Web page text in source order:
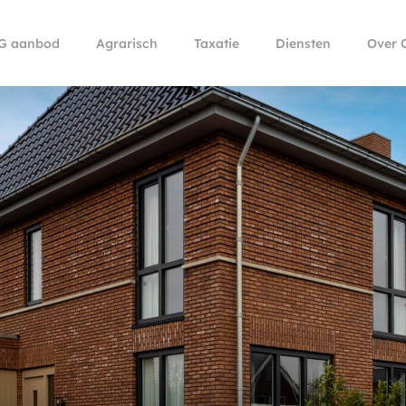
aanbod Agrarisch Taxatie Diensten Over